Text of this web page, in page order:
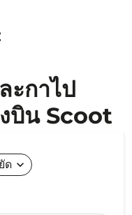
ะกาไป
งบิน Scoot
ด expand_more